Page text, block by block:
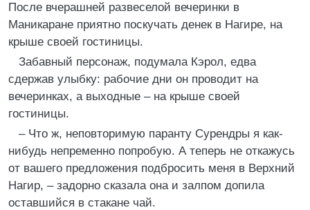
После вчерашней развеселой вечеринки в
Маникаране приятно поскучать денек в Нагире, на
крыше своей гостиницы.
Забавный персонаж, подумала Кэрол, едва
сдержав улыбку: рабочие дни он проводит на
вечеринках, а выходные – на крыше своей
гостиницы.
– Что ж, неповторимую паранту Сурендры я как-
нибудь непременно попробую. А теперь не откажусь
от вашего предложения подбросить меня в Верхний
Нагир, – задорно сказала она и залпом допила
оставшийся в стакане чай.